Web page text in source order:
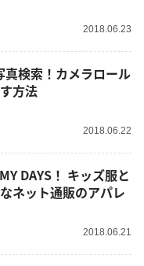
2018.06.23
真検索！カメラロール
方法
2018.06.22
DAYS！ キッズ服と
ネット通販のアパレ
2018.06.21